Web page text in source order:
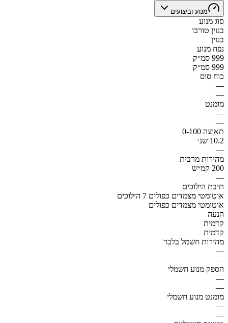
מנוע וביצועים
סוג מנוע
בנזין טורבו
בנזין
נפח מנוע
999 סמ״ק
999 סמ״ק
כוח סוס
—
—
מומנט
—
—
תאוצה 0-100
10.2 שנ׳
—
מהירות מרבית
200 קמ״ש
—
תיבת הילוכים
אוטומטי מצמדים כפולים 7 הילוכים
אוטומטי מצמדים כפולים
הנעה
קדמית
קדמית
מהירות חשמל בלבד
—
—
הספק מנוע חשמלי
—
—
מומנט מנוע חשמלי
—
—